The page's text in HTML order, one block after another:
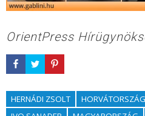
OrientPress
HERNÁDI ZSOLT HORVÁTORSZÁG